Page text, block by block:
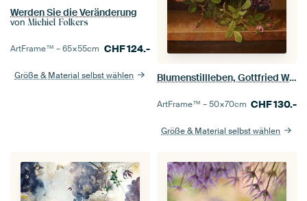
Werden Sie die Veränderung
von Michiel Folkers
ArtFrame™ –65×55cm CHF124.-
Größe & Material selbst wählen Blumenstillleben, Gottfried Wilhelm Voelcker
ArtFrame™ –50×70cm CHF130.-
Größe & Material selbst wählen